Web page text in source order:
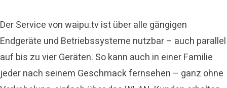
Der Service von waipu.tv ist über alle gängigen
Endgeräte und Betriebssysteme nutzbar – auch parallel
auf bis zu vier Geräten. So kann auch in einer Familie
jeder nach seinem Geschmack fernsehen – ganz ohne